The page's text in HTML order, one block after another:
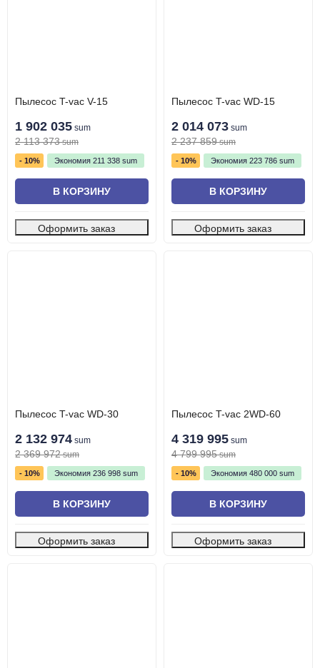
Пылесос T-vac V-15
1 902 035 sum
2 113 373 sum
- 10% Экономия 211 338 sum
В КОРЗИНУ
Оформить заказ
Пылесос T-vac WD-15
2 014 073 sum
2 237 859 sum
- 10% Экономия 223 786 sum
В КОРЗИНУ
Оформить заказ
Пылесос T-vac WD-30
2 132 974 sum
2 369 972 sum
- 10% Экономия 236 998 sum
В КОРЗИНУ
Оформить заказ
Пылесос T-vac 2WD-60
4 319 995 sum
4 799 995 sum
- 10% Экономия 480 000 sum
В КОРЗИНУ
Оформить заказ